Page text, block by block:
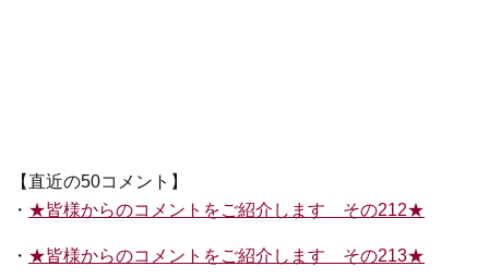
【直近の50コメント】
・ ★皆様からのコメントをご紹介します その212★
・ ★皆様からのコメントをご紹介します その213★